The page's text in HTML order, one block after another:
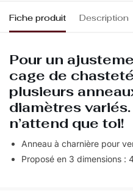
Fiche produit Description
Pour un
cage de
plusieurs
diamètres
n’attend que toi!
Anneau à charnière pour
Proposé en 3 dimensions :